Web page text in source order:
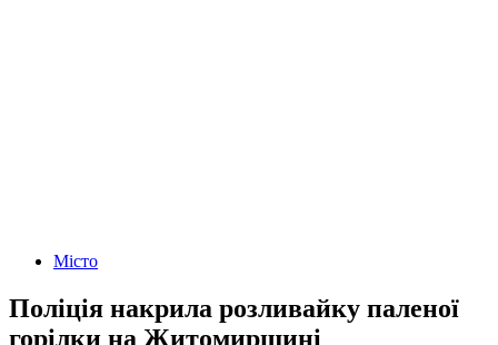
Місто
Поліція накрила розливайку паленої
горілки на Житомирщині